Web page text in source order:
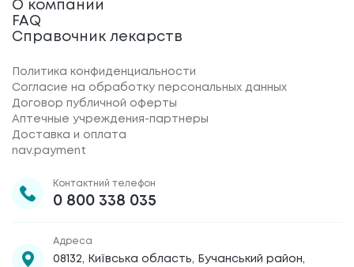
О компании
FAQ
Справочник лекарств
Политика конфиденциальности
Согласие на обработку персональных данных
Договор публичной оферты
Аптечные учреждения-партнеры
Доставка и оплата
nav.payment
Контактний телефон
0 800 338 035
Адреса
08132, Київська область, Бучанський район,